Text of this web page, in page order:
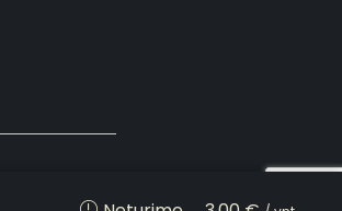
developeris.lt